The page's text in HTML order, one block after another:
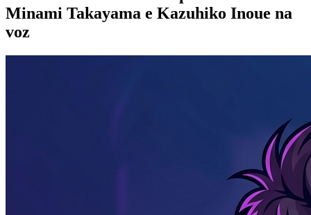
Minami Takayama e Kazuhiko Inoue na
voz